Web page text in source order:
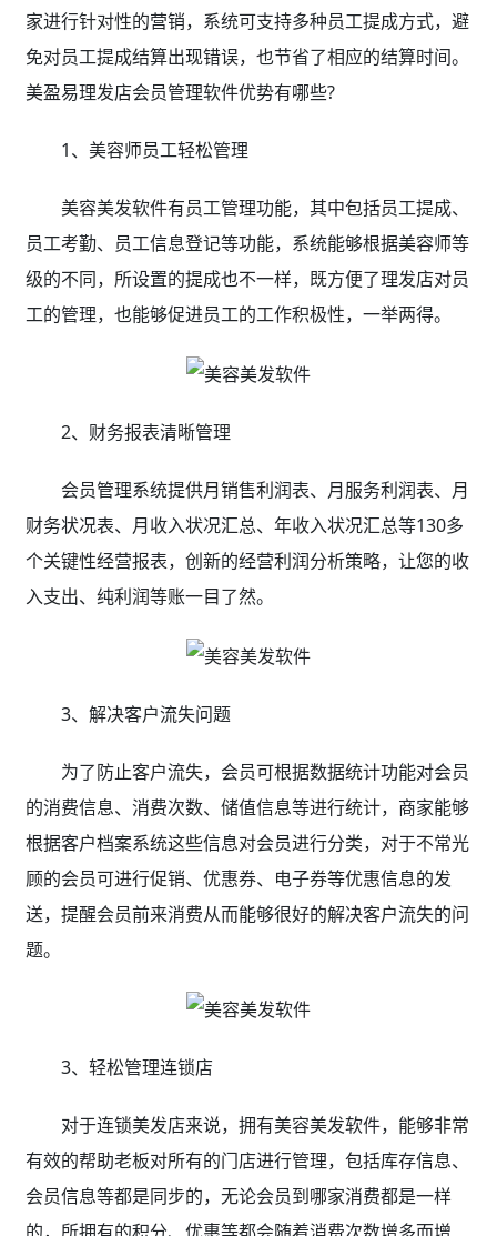
家进行针对性的营销，系统可支持多种员工提成方式，避
免对员工提成结算出现错误，也节省了相应的结算时间。
美盈易理发店会员管理软件优势有哪些?
1、美容师员工轻松管理
美容美发软件有员工管理功能，其中包括员工提成、
员工考勤、员工信息登记等功能，系统能够根据美容师等
级的不同，所设置的提成也不一样，既方便了理发店对员
工的管理，也能够促进员工的工作积极性，一举两得。
2、财务报表清晰管理
会员管理系统提供月销售利润表、月服务利润表、月
财务状况表、月收入状况汇总、年收入状况汇总等130多
个关键性经营报表，创新的经营利润分析策略，让您的收
入支出、纯利润等账一目了然。
3、解决客户流失问题
为了防止客户流失，会员可根据数据统计功能对会员
的消费信息、消费次数、储值信息等进行统计，商家能够
根据客户档案系统这些信息对会员进行分类，对于不常光
顾的会员可进行促销、优惠券、电子券等优惠信息的发
送，提醒会员前来消费从而能够很好的解决客户流失的问
题。
3、轻松管理连锁店
对于连锁美发店来说，拥有美容美发软件，能够非常
有效的帮助老板对所有的门店进行管理，包括库存信息、
会员信息等都是同步的，无论会员到哪家消费都是一样
的，所拥有的积分、优惠等都会随着消费次数增多而增